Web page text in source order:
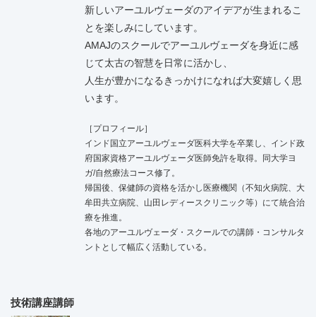
新しいアーユルヴェーダのアイデアが生まれるこ
とを楽しみにしています。
AMAJのスクールでアーユルヴェーダを身近に感
じて太古の智慧を日常に活かし、
人生が豊かになるきっかけになれば大変嬉しく思
います。
［プロフィール］
インド国立アーユルヴェーダ医科大学を卒業し、インド政
府国家資格アーユルヴェーダ医師免許を取得。同大学ヨ
ガ/自然療法コース修了。
帰国後、保健師の資格を活かし医療機関（不知火病院、大
牟田共立病院、山田レディースクリニック等）にて統合治
療を推進。
各地のアーユルヴェーダ・スクールでの講師・コンサルタ
ントとして幅広く活動している。
技術講座講師